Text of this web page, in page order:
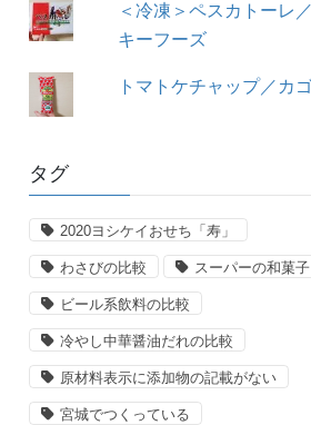
＜冷凍＞ペスカトーレ
キーフーズ
トマトケチャップ／カ
タグ
2020ヨシケイおせち「寿」
わさびの比較 スーパーの和菓子
ビール系飲料の比較
冷やし中華醤油だれの比較
原材料表示に添加物の記載がない
宮城でつくっている